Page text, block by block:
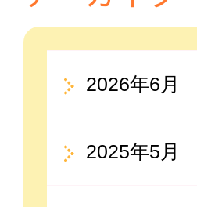
2026年6月
2025年5月